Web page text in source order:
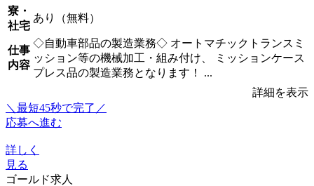
寮・
社宅
あり（無料）
仕事
内容
◇自動車部品の製造業務◇ オートマチックトランスミ
ッション等の機械加工・組み付け、 ミッションケース
プレス品の製造業務となります！ ...
詳細を表示
＼最短45秒で完了／
応募へ進む
詳しく
見る
ゴールド求人